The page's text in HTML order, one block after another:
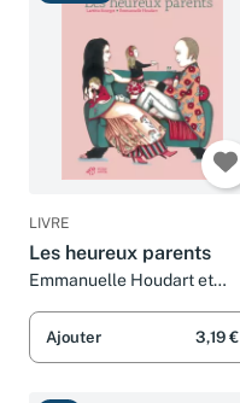
LIVRE
Les heureux parents
Emmanuelle Houdart et
Ajouter 3,19 €